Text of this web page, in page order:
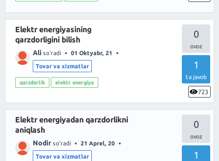
0
1
ta javob
723
Elektr energiyasining
qarzdorligini bilish
Ali so'radi 01 Oktyabr, 21
Tovar va xizmatlar
qarzdorlik elektr energiya
0
1
Elektr energiyadan qarzdorlikni
aniqlash
Nodir so'radi 21 Aprel, 20
Tovar va xizmatlar